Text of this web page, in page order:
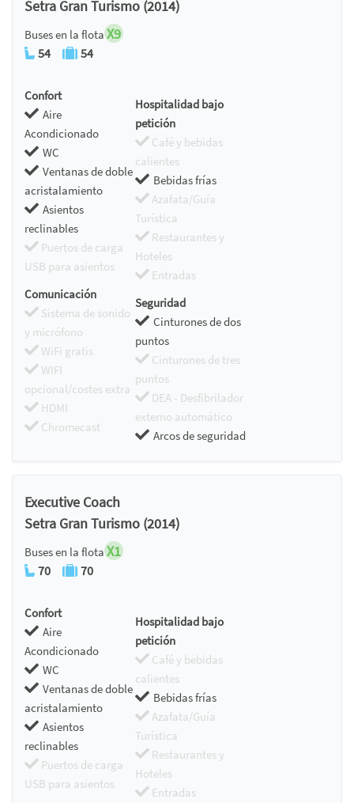
Setra Gran Turismo (2014)
Buses en la flota X9
54 54
Confort
Aire
Acondicionado
WC
Ventanas de doble
acristalamiento
Asientos
reclinables
Puertos de carga
USB para asientos
Hospitalidad bajo
petición
Café y bebidas
calientes
Bebidas frías
Azafata/Guía
Turística
Restaurantes y
Hoteles
Entradas
Comunicación
Sistema de sonido
y micrófono
WiFi gratis
WIFI
opcional/costes extra
HDMI
Chromecast
Seguridad
Cinturones de dos
puntos
Cinturones de tres
puntos
DEA - Desfibrilador
externo automático
Arcos de seguridad
Executive Coach
Setra Gran Turismo (2014)
Buses en la flota X1
70 70
Confort
Aire
Acondicionado
WC
Ventanas de doble
acristalamiento
Asientos
reclinables
Puertos de carga
USB para asientos
Hospitalidad bajo
petición
Café y bebidas
calientes
Bebidas frías
Azafata/Guía
Turística
Restaurantes y
Hoteles
Entradas